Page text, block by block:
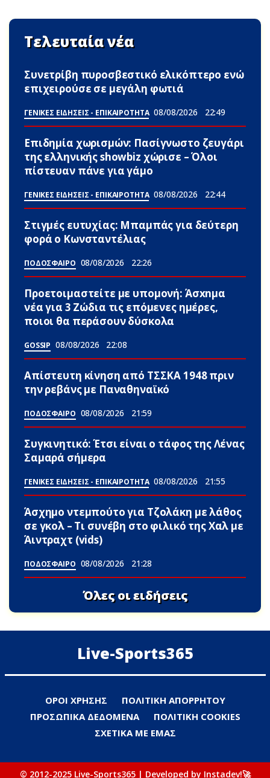
Τελευταία νέα
Συνετρίβη πυροσβεστικό ελικόπτερο ενώ
επιχειρούσε σε μεγάλη φωτιά
ΓΕΝΙΚΕΣ ΕΙΔΗΣΕΙΣ - ΕΠΙΚΑΙΡΟΤΗΤΑ 08/08/2026 22:49
Επιδημία χωρισμών: Πασίγνωστο ζευγάρι
της ελληνικής showbiz χώρισε – Όλοι
πίστευαν πάνε για γάμο
ΓΕΝΙΚΕΣ ΕΙΔΗΣΕΙΣ - ΕΠΙΚΑΙΡΟΤΗΤΑ 08/08/2026 22:44
Στιγμές ευτυχίας: Μπαμπάς για δεύτερη
φορά ο Κωνσταντέλιας
ΠΟΔΟΣΦΑΙΡΟ 08/08/2026 22:26
Προετοιμαστείτε με υπομονή: Άσxnμα
νέα για 3 Zώδια τις επόμενες ημέρες,
ποιοι θα περάσουν δύσκολα
GOSSIP 08/08/2026 22:08
Απίστευτη κίνηση από ΤΣΣΚΑ 1948 πριν
την ρεβάνς με Παναθηναϊκό
ΠΟΔΟΣΦΑΙΡΟ 08/08/2026 21:59
Συγκινητικό: Έτσι είναι ο τάφος της Λένας
Σαμαρά σήμερα
ΓΕΝΙΚΕΣ ΕΙΔΗΣΕΙΣ - ΕΠΙΚΑΙΡΟΤΗΤΑ 08/08/2026 21:55
Άσχημο ντεμπούτο για Τζολάκη με λάθος
σε γκολ – Τι συνέβη στο φιλικό της Χαλ με
Άιντραχτ (vids)
ΠΟΔΟΣΦΑΙΡΟ 08/08/2026 21:28
Όλες οι ειδήσεις
Live-Sports365
ΟΡΟΙ ΧΡΗΣΗΣ
ΠΟΛΙΤΙΚΗ ΑΠΟΡΡΗΤΟΥ
ΠΡΟΣΩΠΙΚΑ ΔΕΔΟΜΕΝΑ
ΠΟΛΙΤΙΚΗ COOKIES
ΣΧΕΤΙΚΑ ΜΕ ΕΜΑΣ
© 2012-2025 Live-Sports365 | Developed by Instadev!🚀